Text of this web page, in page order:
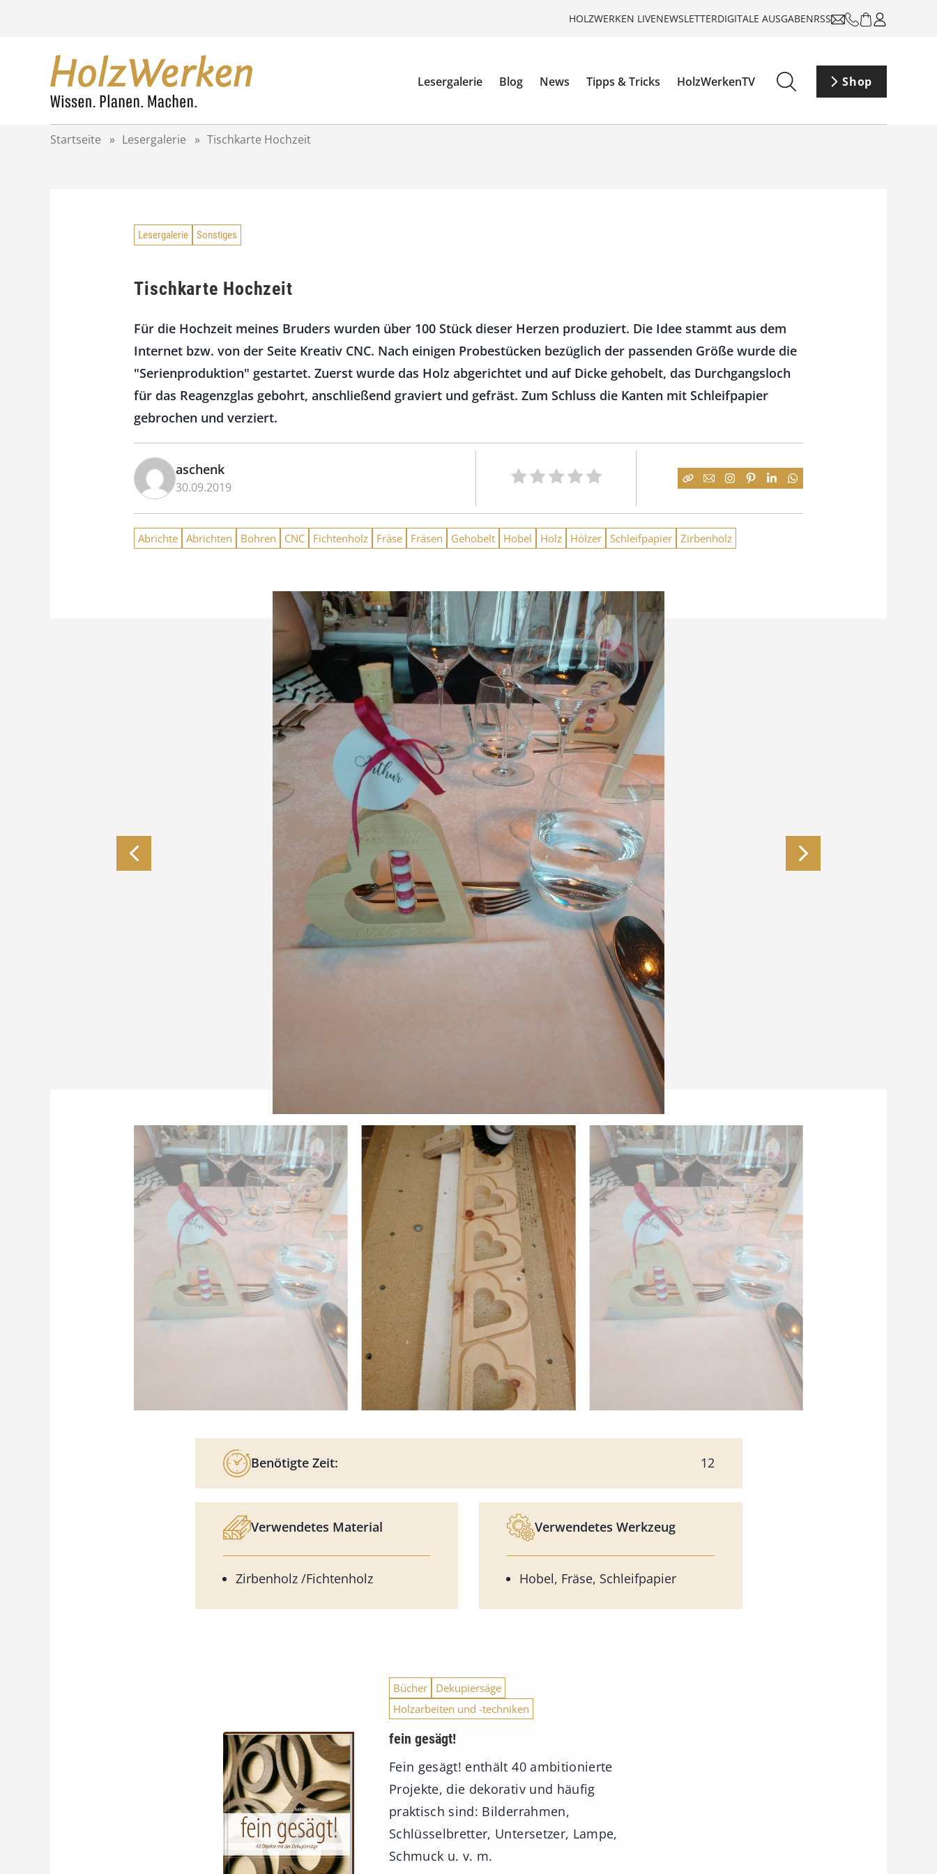
HOLZWERKEN LIVENEWSLETTERDIGITALE AUSGABENRSS
Lesergalerie Blog News Tipps & Tricks HolzWerkenTV Shop
Startseite » Lesergalerie » Tischkarte Hochzeit
Lesergalerie Sonstiges
Tischkarte Hochzeit
Für die Hochzeit meines Bruders wurden über 100 Stück dieser Herzen produziert. Die Idee stammt aus dem
Internet bzw. von der Seite Kreativ CNC. Nach einigen Probestücken bezüglich der passenden Größe wurde die
"Serienproduktion" gestartet. Zuerst wurde das Holz abgerichtet und auf Dicke gehobelt, das Durchgangsloch
für das Reagenzglas gebohrt, anschließend graviert und gefräst. Zum Schluss die Kanten mit Schleifpapier
gebrochen und verziert.
aschenk
30.09.2019
Abrichte Abrichten Bohren CNC Fichtenholz Fräse Fräsen Gehobelt Hobel Holz Hölzer Schleifpapier Zirbenholz
Benötigte Zeit: 12
Verwendetes Material
Zirbenholz /Fichtenholz
Verwendetes Werkzeug
Hobel, Fräse, Schleifpapier
Bücher
Dekupiersäge
Holzarbeiten und -techniken
fein gesägt!
Fein gesägt! enthält 40 ambitionierte
Projekte, die dekorativ und häufig
praktisch sind: Bilderrahmen,
Schlüsselbretter, Untersetzer, Lampe,
Schmuck u. v. m.